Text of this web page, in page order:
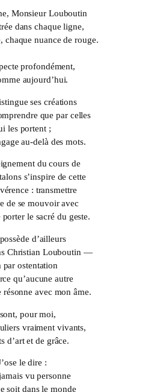
Monsieur Louboutin
dans chaque ligne,
chaque nuance de rouge.
profondément,
aujourd’hui.
ses créations
que par celles
les portent ;
au-delà des mots.
du cours de
s’inspire de cette
: transmettre
de se mouvoir avec
porter le sacré du geste.
d’ailleurs
Christian Louboutin —
par ostentation
qu’aucune autre
résonne avec mon âme.
pour moi,
vraiment vivants,
d’art et de grâce.
le dire :
vu personne
soit dans le monde